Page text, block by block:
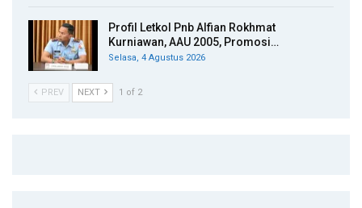
Profil Letkol Pnb Alfian Rokhmat
Kurniawan, AAU 2005, Promosi…
Selasa, 4 Agustus 2026
PREV NEXT 1 of 2